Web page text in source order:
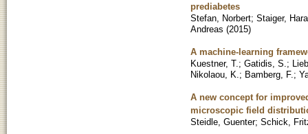
prediabetes
Stefan, Norbert; Staiger,
Andreas (2015)
A machine-learning
Kuestner, T. ; Gatidis, S. ;
Nikolaou, K. ; Bamberg, F. ;
A new concept for
microscopic field
Steidle, Guenter; Schick,